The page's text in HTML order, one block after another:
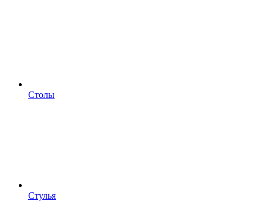
Столы
Стулья